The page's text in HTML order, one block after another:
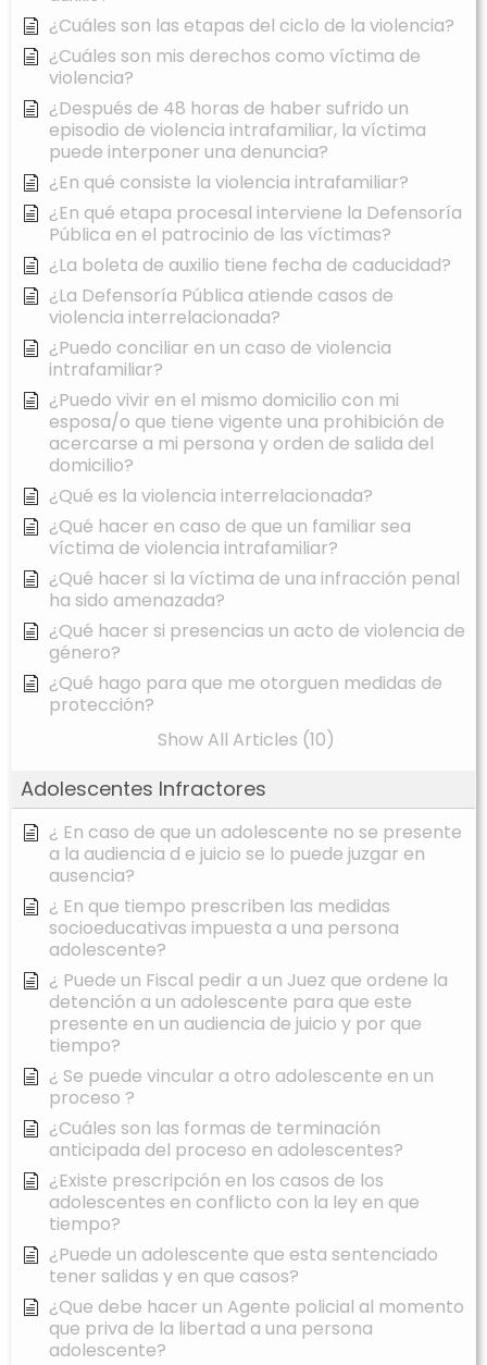
¿Cuáles son las etapas del ciclo de la violencia?
¿Cuáles son mis derechos como víctima de
violencia?
¿Después de 48 horas de haber sufrido un
episodio de violencia intrafamiliar, la víctima
puede interponer una denuncia?
¿En qué consiste la violencia intrafamiliar?
¿En qué etapa procesal interviene la Defensoría
Pública en el patrocinio de las víctimas?
¿La boleta de auxilio tiene fecha de caducidad?
¿La Defensoría Pública atiende casos de
violencia interrelacionada?
¿Puedo conciliar en un caso de violencia
intrafamiliar?
¿Puedo vivir en el mismo domicilio con mi
esposa/o que tiene vigente una prohibición de
acercarse a mi persona y orden de salida del
domicilio?
¿Qué es la violencia interrelacionada?
¿Qué hacer en caso de que un familiar sea
víctima de violencia intrafamiliar?
¿Qué hacer si la víctima de una infracción penal
ha sido amenazada?
¿Qué hacer si presencias un acto de violencia de
género?
¿Qué hago para que me otorguen medidas de
protección?
Show All Articles (10)
Adolescentes Infractores
¿ En caso de que un adolescente no se presente
a la audiencia d e juicio se lo puede juzgar en
ausencia?
¿ En que tiempo prescriben las medidas
socioeducativas impuesta a una persona
adolescente?
¿ Puede un Fiscal pedir a un Juez que ordene la
detención a un adolescente para que este
presente en un audiencia de juicio y por que
tiempo?
¿ Se puede vincular a otro adolescente en un
proceso ?
¿Cuáles son las formas de terminación
anticipada del proceso en adolescentes?
¿Existe prescripción en los casos de los
adolescentes en conflicto con la ley en que
tiempo?
¿Puede un adolescente que esta sentenciado
tener salidas y en que casos?
¿Que debe hacer un Agente policial al momento
que priva de la libertad a una persona
adolescente?